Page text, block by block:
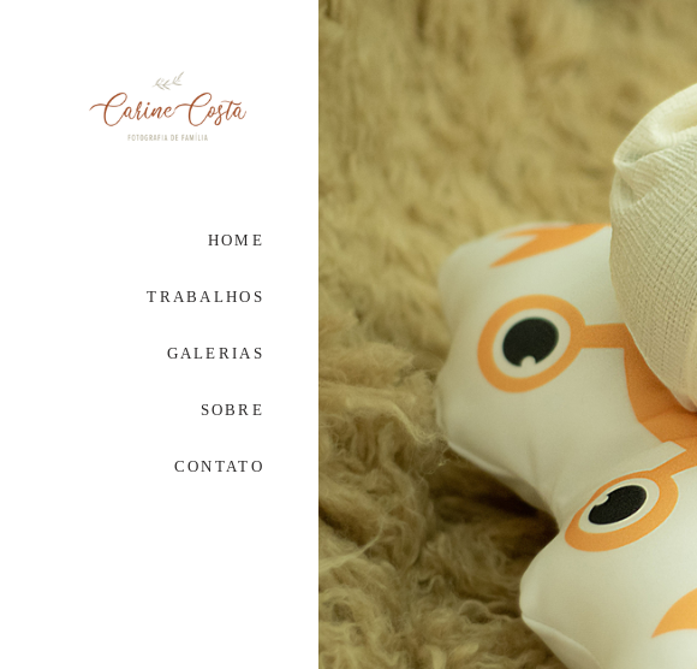
HOME
TRABALHOS
GALERIAS
SOBRE
CONTATO